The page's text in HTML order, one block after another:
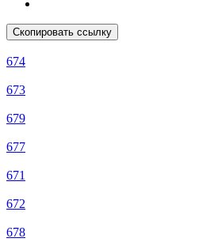
Скопировать ссылку
674
673
679
677
671
672
678